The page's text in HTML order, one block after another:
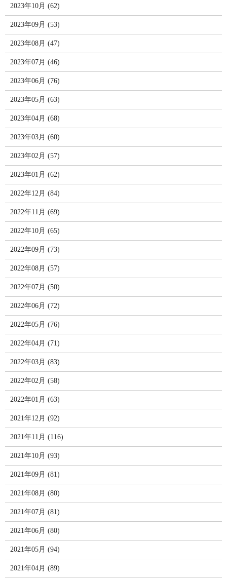
2023年10月 (62)
2023年09月 (53)
2023年08月 (47)
2023年07月 (46)
2023年06月 (76)
2023年05月 (63)
2023年04月 (68)
2023年03月 (60)
2023年02月 (57)
2023年01月 (62)
2022年12月 (84)
2022年11月 (69)
2022年10月 (65)
2022年09月 (73)
2022年08月 (57)
2022年07月 (50)
2022年06月 (72)
2022年05月 (76)
2022年04月 (71)
2022年03月 (83)
2022年02月 (58)
2022年01月 (63)
2021年12月 (92)
2021年11月 (116)
2021年10月 (93)
2021年09月 (81)
2021年08月 (80)
2021年07月 (81)
2021年06月 (80)
2021年05月 (94)
2021年04月 (89)